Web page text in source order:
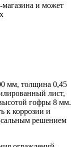
магазина и может
мм, толщина 0,45
лист,
гофры 8 мм.
к коррозии и
решением